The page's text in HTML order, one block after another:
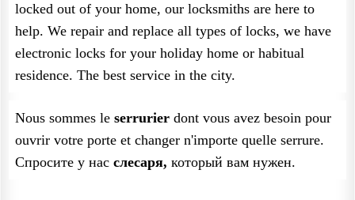
locked out of your home, our locksmiths are here to
help. We repair and replace all types of locks, we have
electronic locks for your holiday home or habitual
residence. The best service in the city.
Nous sommes le serrurier dont vous avez besoin pour
ouvrir votre porte et changer n'importe quelle serrure.
Спросите у нас слесаря, который вам нужен.